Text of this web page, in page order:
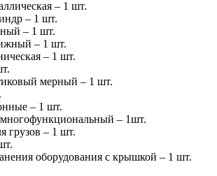
– 1 шт.
– 1 шт.
– 1 шт.
– 1 шт.
– 1 шт.
мерный – 1 шт.
– 1 шт.
многофункциональный – 1шт.
грузов – 1 шт.
оборудования с крышкой – 1 шт.